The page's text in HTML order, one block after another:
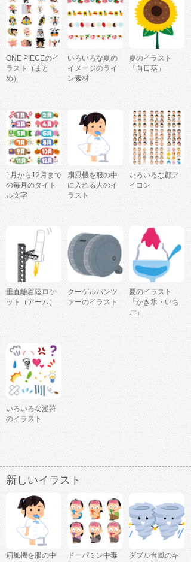
ONE PIECEのイ
ラスト（まと
め）
いろいろな夏の
イメージのライ
ン素材
夏のイラスト
「向日葵」
1月から12月まで
の毎月のタイト
ル文字
扇風機を服の中
に入れる人のイ
ラスト
いろいろな顔ア
イコン
垂直離着陸ロケ
ット（アーム）
クーゲルパンツ
ァーのイラスト
夏のイラスト
「かき氷・いち
ご」
いろいろな漫符
のイラスト
新しいイラスト
扇風機を服の中
ドーパミン中毒
ダブル台風のキ